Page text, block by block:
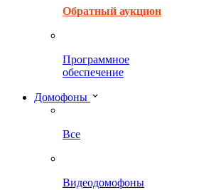
Обратный аукцион
Программное
обеспечение
Домофоны
Все
Видеодомофоны